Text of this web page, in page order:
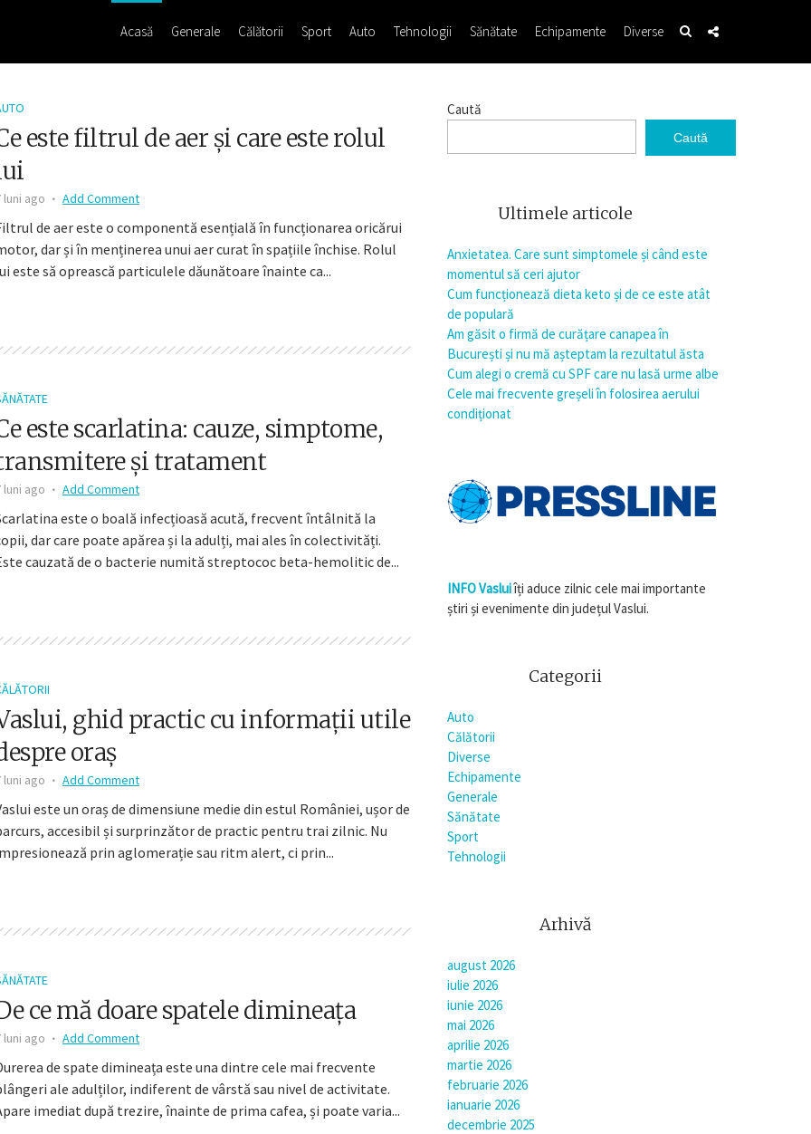
Acasă Generale Călătorii Sport Auto Tehnologii Sănătate Echipamente Diverse
este filtrul de aer și care este rolul
luni ago Add Comment
de aer este o componentă esențială în funcționarea oricărui
dar și în menținerea unui aer curat în spațiile închise. Rolul
este să oprească particulele dăunătoare înainte ca...
este scarlatina: cauze, simptome,
și tratament
luni ago Add Comment
este o boală infecțioasă acută, frecvent întâlnită la
dar care poate apărea și la adulți, mai ales în colectivități.
cauzată de o bacterie numită streptococ beta-hemolitic de...
ghid practic cu informații utile
oraș
luni ago Add Comment
este un oraș de dimensiune medie din estul României, ușor de
accesibil și surprinzător de practic pentru trai zilnic. Nu
prin aglomerație sau ritm alert, ci prin...
ce mă doare spatele dimineața
luni ago Add Comment
de spate dimineața este una dintre cele mai frecvente
ale adulților, indiferent de vârstă sau nivel de activitate.
imediat după trezire, înainte de prima cafea, și poate varia...
Caută
Caută
Ultimele articole
Anxietatea. Care sunt simptomele și când este
momentul să ceri ajutor
Cum funcționează dieta keto și de ce este atât
de populară
Am găsit o firmă de curățare canapea în
București și nu mă așteptam la rezultatul ăsta
Cum alegi o cremă cu SPF care nu lasă urme albe
Cele mai frecvente greșeli în folosirea aerului
condiționat
INFO Vasluiîți aduce zilnic cele mai importante
știri și evenimente din județul Vaslui.
Categorii
Auto
Călătorii
Diverse
Echipamente
Generale
Sănătate
Sport
Tehnologii
Arhivă
august 2026
iulie 2026
iunie 2026
mai 2026
aprilie 2026
martie 2026
februarie 2026
ianuarie 2026
decembrie 2025